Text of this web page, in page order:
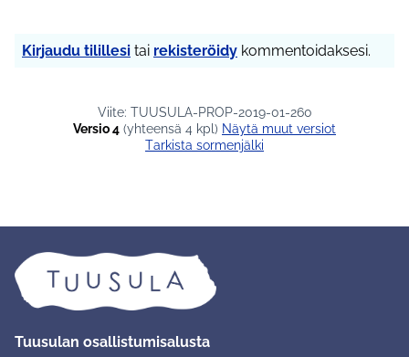
Kirjaudu tilillesi tai rekisteröidy kommentoidaksesi.
Viite: TUUSULA-PROP-2019-01-260
Versio 4 (yhteensä 4 kpl)
näytä muut versiot
Tarkista sormenjälki
Tuusulan osallistumisalusta